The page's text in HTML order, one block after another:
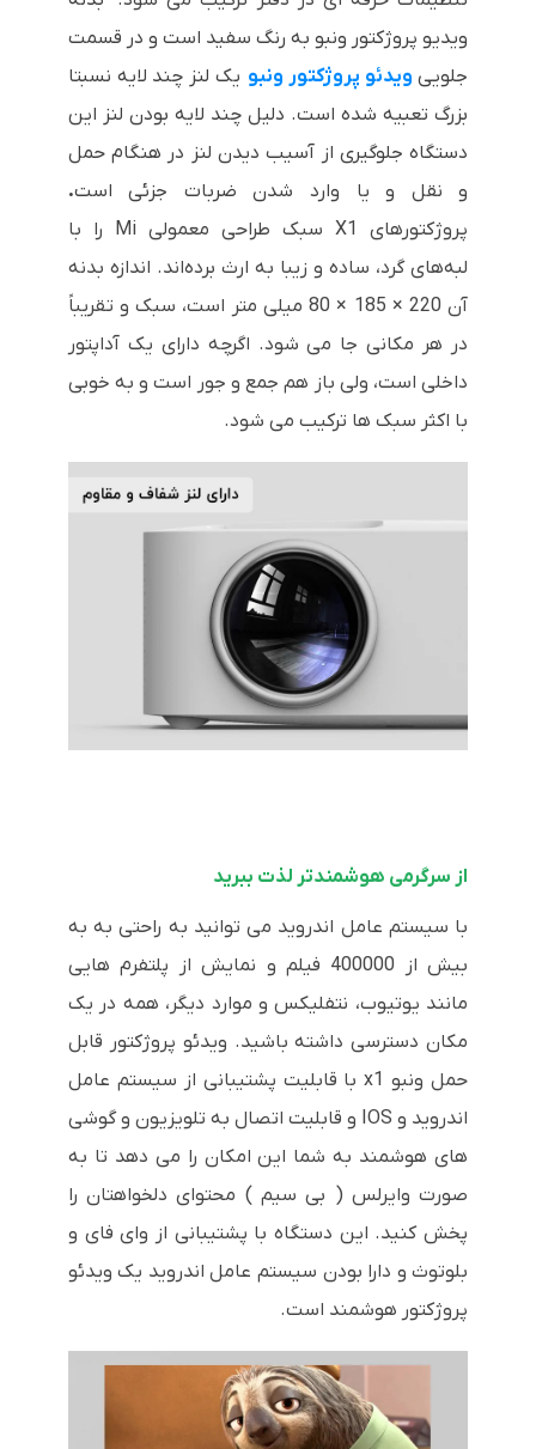
ویدیو پروژکتور ونبو به رنگ سفید است و در قسمت
جلویی ویدئو پروژکتور ونبو یک لنز چند لایه نسبتا
بزرگ تعبیه شده است. دلیل چند لایه بودن لنز این
دستگاه جلوگیری از آسیب دیدن لنز در هنگام حمل
و نقل و یا وارد شدن ضربات جزئی است.
پروژکتورهای X1 سبک طراحی معمولی Mi را با
لبه‌های گرد، ساده و زیبا به ارث برده‌اند. اندازه بدنه
آن 220 × 185 × 80 میلی متر است، سبک و تقریباً
در هر مکانی جا می شود. اگرچه دارای یک آداپتور
داخلی است، ولی باز هم جمع و جور است و به خوبی
با اکثر سبک ها ترکیب می شود.
از سرگرمی هوشمندتر لذت ببرید
با سیستم عامل اندروید می توانید به راحتی به به
بیش از 400000 فیلم و نمایش از پلتفرم هایی
مانند یوتیوب، نتفلیکس و موارد دیگر، همه در یک
مکان دسترسی داشته باشید. ویدئو پروژکتور قابل
حمل ونبو x1 با قابلیت پشتیبانی از سیستم عامل
اندروید و IOS و قابلیت اتصال به تلویزیون و گوشی
های هوشمند به شما این امکان را می دهد تا به
صورت وایرلس ( بی سیم ) محتوای دلخواهتان را
پخش کنید. این دستگاه با پشتیبانی از وای فای و
بلوتوث و دارا بودن سیستم عامل اندروید یک ویدئو
پروژکتور هوشمند است.